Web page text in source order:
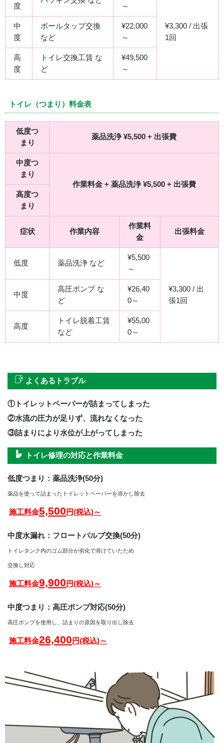
度 ～
¥3,300 / 出張
1回
中
度
ボールタップ交換
など
¥22,000
～
高
度
トイレ交換工賃 な
ど
¥49,500
～
トイレ（つまり）料金表
低度つ
まり
薬品洗浄 ¥5,500 + 出張費
中度つ
まり
作業料金 + 薬品洗浄 ¥5,500 + 出張費
高度つ
まり
症状 作業内容
作業料
金
出張料金
低度 薬品洗浄 など
¥5,500
～
¥3,300 / 出
張1回
中度
高圧ポンプ な
ど
¥26,40
0～
高度
トイレ脱着工賃
など
¥55,00
0～
よくあるトラブル
①トイレットペーパーが詰まってしまった
②水流の圧力が足りず、流れなくなった
③詰まりにより水位が上がってしまった
トイレ修理の対応と作業料金
低度つまり：薬品洗浄(50分)
薬品を使って詰まったトイレットペーパーを溶かし除去
施工料金5,500円(税込)～
中度水漏れ：フロートバルブ交換(50分)
トイレタンク内のゴム部分が劣化で溶けていたため
交換し対応
施工料金9,900円(税込)～
中度つまり：高圧ポンプ対応(50分)
高圧ポンプを使用し、詰まりの原因を取り出し除去
施工料金26,400円(税込)～